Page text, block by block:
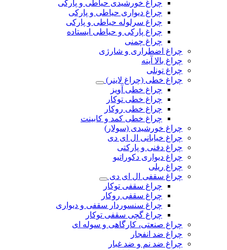
چراغ خورشیدی حیاطی و پارکی
چراغ دیواری حیاطی و پارکی
چراغ سرلوله حیاطی و پارکی
چراغ پارکی و حیاطی ایستاده
چراغ چمنی
چراغ اضطراری و شارژی
چراغ بالا آینه
چراغ تونلی
چراغ خطی (چراغ لاینر)
چراغ خطی آویز
چراغ خطی توکار
چراغ خطی روکار
چراغ خطی کمد و کابینت
چراغ خورشیدی (سولار)
چراغ خیابانی ال ای دی
چراغ دفنی و پارکتی
چراغ دیواری دکوراتیو
چراغ ریلی
چراغ سقفی ال ای دی
چراغ سقفی توکار
چراغ سقفی روکار
چراغ سنسوردار سقفی و دیواری
چراغ گچی سقفی توکار
چراغ صنعتی، کارگاهی و سوله ای
چراغ ضد انفجار
چراغ ضد نم و ضد غبار